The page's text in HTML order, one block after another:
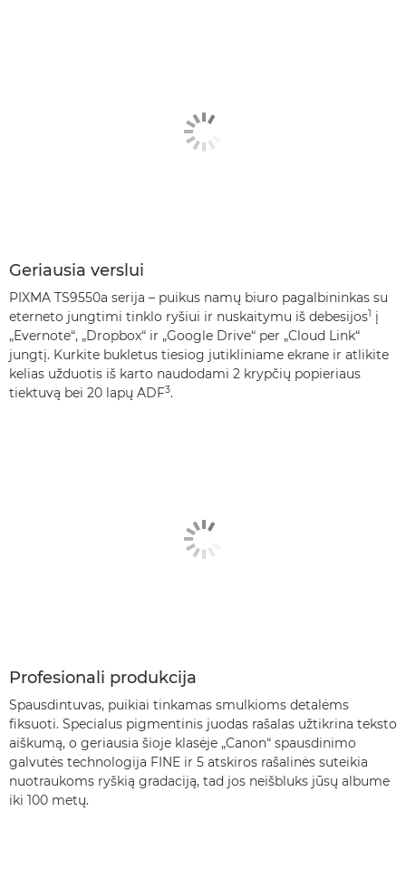
Geriausia verslui
PIXMA TS9550a serija – puikus namų biuro pagalbininkas su
eterneto jungtimi tinklo ryšiui ir nuskaitymu iš debesijos1 į
„Evernote“, „Dropbox“ ir „Google Drive“ per „Cloud Link“
jungtį. Kurkite bukletus tiesiog jutikliniame ekrane ir atlikite
kelias užduotis iš karto naudodami 2 krypčių popieriaus
tiektuvą bei 20 lapų ADF3.
Profesionali produkcija
Spausdintuvas, puikiai tinkamas smulkioms detalėms
fiksuoti. Specialus pigmentinis juodas rašalas užtikrina teksto
aiškumą, o geriausia šioje klasėje „Canon“ spausdinimo
galvutės technologija FINE ir 5 atskiros rašalinės suteikia
nuotraukoms ryškią gradaciją, tad jos neišbluks jūsų albume
iki 100 metų.